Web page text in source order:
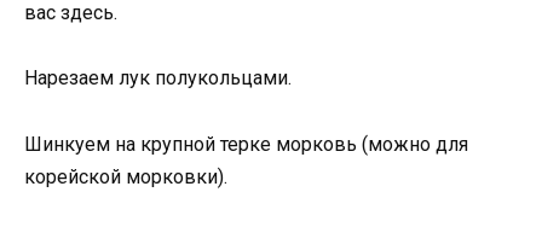
вас здесь.
Нарезаем лук полукольцами.
Шинкуем на крупной терке морковь (можно для
корейской морковки).